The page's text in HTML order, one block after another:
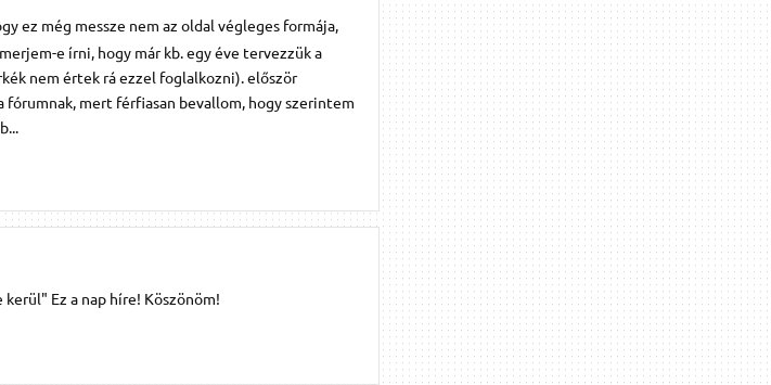
ez még messze nem az oldal végleges formája,
e írni, hogy már kb. egy éve tervezzük a
nem értek rá ezzel foglalkozni). először
mert férfiasan bevallom, hogy szerintem
Ez a nap híre! Köszönöm!